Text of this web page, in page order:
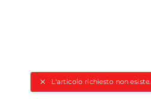
L'articolo richiesto non esiste.